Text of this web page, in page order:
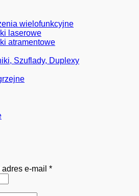
wielofunkcyjne
laserowe
atramentowe
Szuflady, Duplexy
e-mail *Wymagane